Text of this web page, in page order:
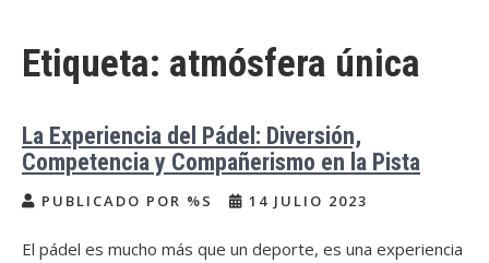
Etiqueta: atmósfera única
La Experiencia del Pádel: Diversión,
Competencia y Compañerismo en la Pista
PUBLICADO POR %S 14 JULIO 2023
El pádel es mucho más que un deporte, es una experiencia